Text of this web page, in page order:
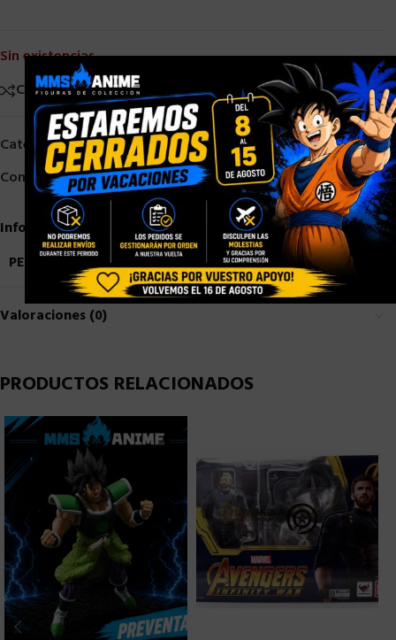
Sin existencias
Comparar
Añadir a la lista de deseos
Categorías:Bandai, Marvel / DC,S. H. Figuarts
Compartir:
Información adicional
PESO
0,7 kg
Valoraciones (0)
PRODUCTOS RELACIONADOS
×